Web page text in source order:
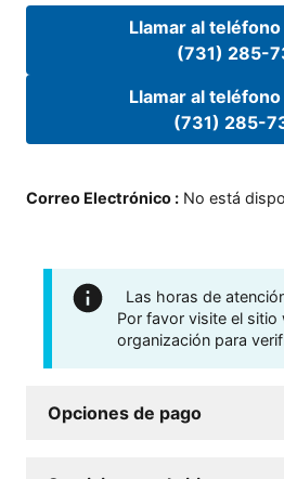
Llamar al
(731) 285-
Llamar al
(731) 285-
Correo Electrónico : No está
Las horas de
Por favor visite el sitio
organización para
Opciones de pago